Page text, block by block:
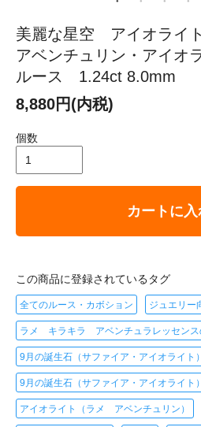
美麗な星空 アイオライ
アベンチュリン・アイ
ルース 1.24ct 8.0mm
8,880円(内税)
個数
カートに入
この商品に登録されているタグ
全てのルース・カボション ジュエリー
ラメ キラキラ アベンチュラレッセンス
9月の誕生石（サファイア・アイオライト）
9月の誕生石（サファイア・アイオライト）
アイオライト（ラメ アベンチュリン）